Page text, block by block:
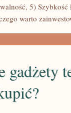
5) Szybkość
warto
gadżety